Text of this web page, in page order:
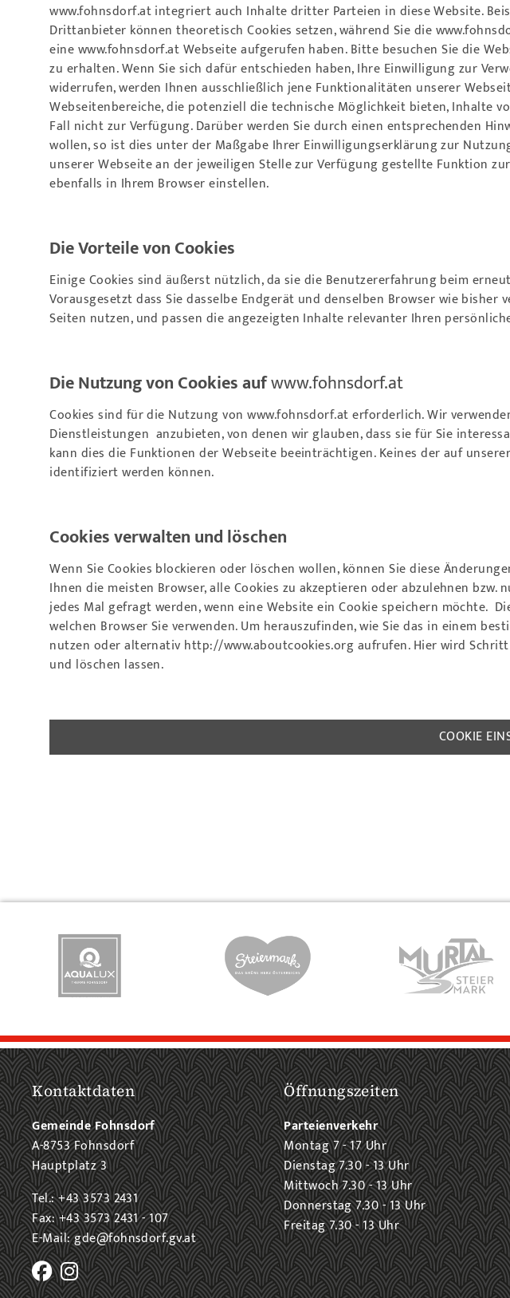
www.fohnsdorf.atintegriert auch Inhalte dritter Parteien in diese Website.
Drittanbieter können theoretisch Cookies setzen, während Sie die
einewww.fohnsdorf.atWebseite aufgerufen haben. Bitte besuchen Sie die
zu erhalten. Wenn Sie sich dafür entschieden haben, Ihre Einwilligung zur
widerrufen, werden Ihnen ausschließlich jene Funktionalitäten unserer
Webseitenbereiche, die potenziell die technische Möglichkeit bieten, Inhalte
Fall nicht zur Verfügung. Darüber werden Sie durch einen entsprechenden
wollen, so ist dies unter der Maßgabe Ihrer Einwilligungserklärung zur
unserer Webseite an der jeweiligen Stelle zur Verfügung gestellte Funktion
ebenfalls in Ihrem Browser einstellen.
Die Vorteile von Cookies
Einige Cookies sind äußerst nützlich, da sie die Benutzererfahrung beim
Vorausgesetzt dass Sie dasselbe Endgerät und denselben Browser wie
Seiten nutzen, und passen die angezeigten Inhalte relevanter Ihren
Die Nutzung von Cookies aufwww.fohnsdorf.at
Cookies sind für die Nutzung vonwww.fohnsdorf.aterforderlich. Wir
Dienstleistungen anzubieten, von denen wir glauben, dass sie für Sie
kann dies die Funktionen der Webseite beeinträchtigen. Keines der auf
identifiziert werden können.
Cookies verwalten und löschen
Wenn Sie Cookies blockieren oder löschen wollen, können Sie diese
Ihnen die meisten Browser, alle Cookies zu akzeptieren oder abzulehnen
jedes Mal gefragt werden, wenn eine Website ein Cookie speichern möchte.
welchen Browser Sie verwenden. Um herauszufinden, wie Sie das in einem
nutzen oder alternativ http://www.aboutcookies.orgaufrufen. Hier wird
und löschen lassen.
COOKIE
Kontaktdaten
Gemeinde Fohnsdorf
A-8753 Fohnsdorf
Hauptplatz 3
Tel.: +43 3573 2431
Fax: +43 3573 2431 - 107
E-Mail: gde@fohnsdorf.gv.at
Öffnungszeiten
Parteienverkehr
Montag 7 - 17 Uhr
Dienstag 7.30 - 13 Uhr
Mittwoch 7.30 - 13 Uhr
Donnerstag 7.30 - 13 Uhr
Freitag 7.30 - 13 Uhr